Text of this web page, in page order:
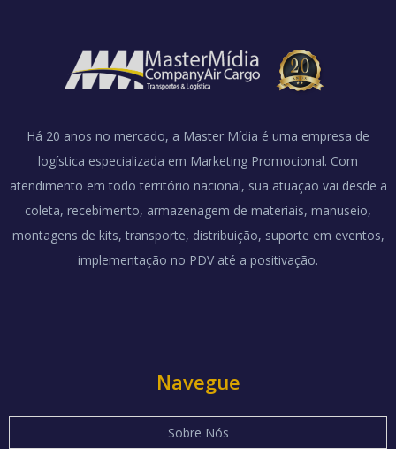
Há 20 anos no mercado, a Master Mídia é uma empresa de
logística especializada em Marketing Promocional. Com
atendimento em todo território nacional, sua atuação vai desde a
coleta, recebimento, armazenagem de materiais, manuseio,
montagens de kits, transporte, distribuição, suporte em eventos,
implementação no PDV até a positivação.
Navegue
Sobre Nós